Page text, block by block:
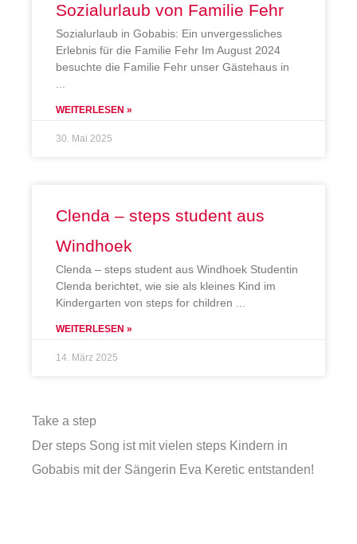
Sozialurlaub von Familie Fehr
Sozialurlaub in Gobabis: Ein unvergessliches
Erlebnis für die Familie Fehr Im August 2024
besuchte die Familie Fehr unser Gästehaus in
WEITERLESEN »
30. Mai 2025
Clenda – steps student aus
Windhoek
Clenda – steps student aus Windhoek Studentin
Clenda berichtet, wie sie als kleines Kind im
Kindergarten von steps for children
WEITERLESEN »
14. März 2025
Take a step
Der steps Song ist mit vielen steps Kindern in
Gobabis mit der Sängerin Eva Keretic entstanden!